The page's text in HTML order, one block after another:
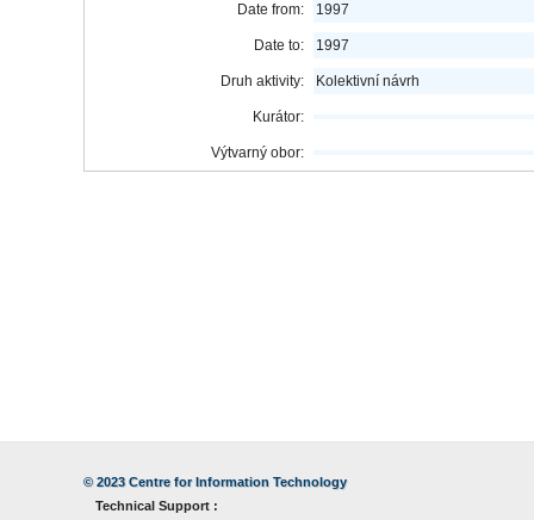
Date from: 1997
Date to: 1997
Druh aktivity: Kolektivní návrh
Kurátor:
Výtvarný obor:
© 2023 Centre for Information Technology
Technical Support :